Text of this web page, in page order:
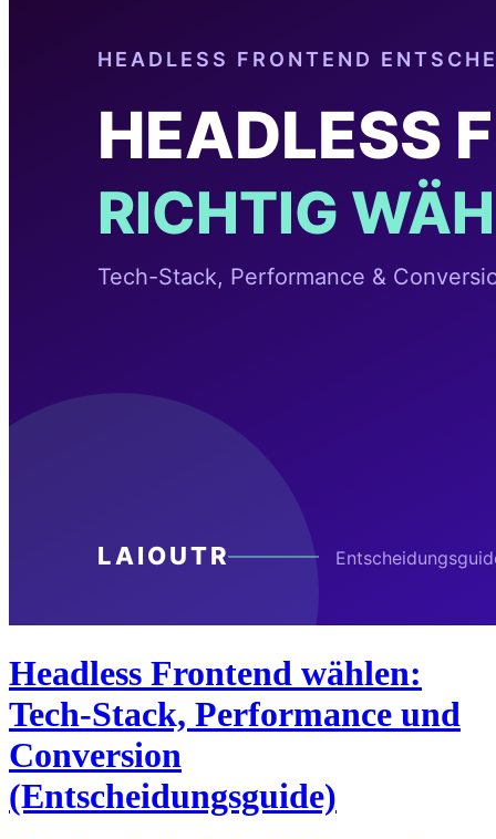
Headless Frontend wählen:
Tech-Stack, Performance und
Conversion
(Entscheidungsguide)